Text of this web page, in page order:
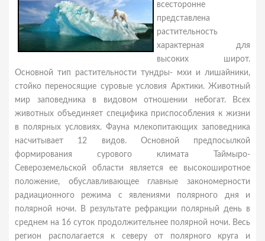
всесторонне
представлена
растительность
характерная для
высоких широт.
Основной тип растительности тундры- мхи и лишайники,
стойко переносящие суровые условия Арктики. Животный
мир заповедника в видовом отношении небогат. Всех
животных объединяет специфика приспособления к жизни
в полярных условиях. Фауна млекопитающих заповедника
насчитывает 12 видов. Основной предпосылкой
формирования сурового климата Таймыро-
Североземельской области является ее высокоширотное
положение, обуславливающее главные закономерности
радиационного режима с явлениями полярного дня и
полярной ночи. В результате рефракции полярный день в
среднем на 16 суток продолжительнее полярной ночи. Весь
регион располагается к северу от полярного круга и